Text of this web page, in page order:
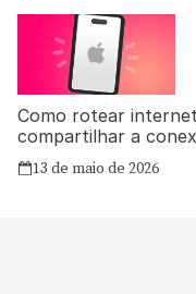
Como rotear
compartilhar a
13 de maio de 2026